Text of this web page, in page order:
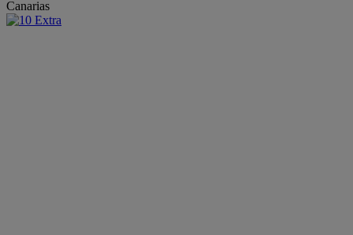
Canarias